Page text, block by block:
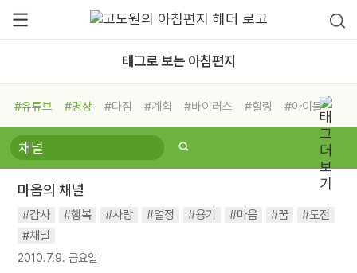
태그로 보는 아침편지
#유튜브 #명상 #다짐 #계획 #바이러스 #힐링
#아이들
#비전캠프
#독서캠프 #삶
#희망
#나눔 #친구 #링컨학교
#독서
#건강
마음의 채널
#감사 #행복 #사랑 #열정 #용기 #마음 #꿈
#도전
#채널
2010.7.9. 금요일